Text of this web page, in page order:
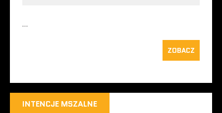
…
ZOBACZ
INTENCJE MSZALNE